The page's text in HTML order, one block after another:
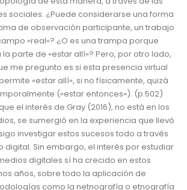
sociales. ¿Puede considerarse una forma
de observación participante, un trabajo
«real»? ¿O es una trampa porque
la parte de «estar allí»? Pero, por otro lado,
me pregunto es si esta presencia virtual
«estar allí», si no físicamente, quizá
(«estar entonces»). (p.502)
el interés de Gray (2016), no está en los
se sumergió en la experiencia que llevó
investigar estos sucesos todo a través
digital. Sin embargo, el interés por estudiar
digitales sí ha crecido en estos
años, sobre todo la aplicación de
como la netnografía o etnografía